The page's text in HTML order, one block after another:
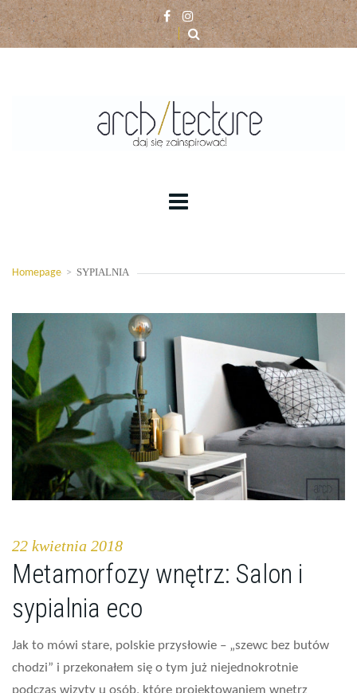
Homepage > SYPIALNIA
22 kwietnia 2018
Metamorfozy wnętrz: Salon i
sypialnia eco
Jak to mówi stare, polskie przysłowie – „szewc bez butów
chodzi” i przekonałem się o tym już niejednokrotnie